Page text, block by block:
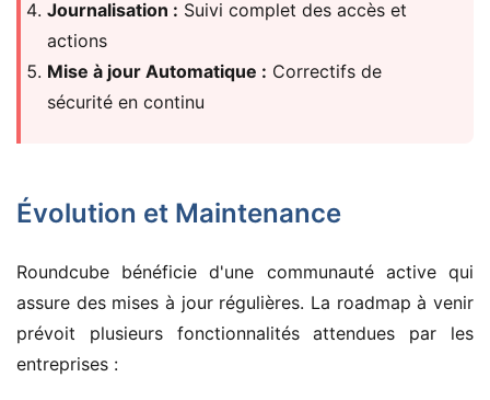
Journalisation : Suivi complet des accès et
actions
Mise à jour Automatique : Correctifs de
sécurité en continu
Évolution et Maintenance
Roundcube bénéficie d'une communauté active qui
assure des mises à jour régulières. La roadmap à venir
prévoit plusieurs fonctionnalités attendues par les
entreprises :